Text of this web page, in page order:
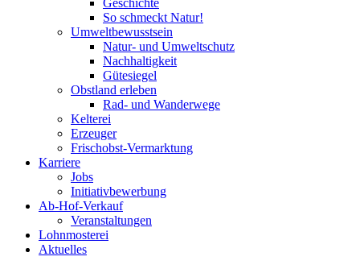
Geschichte
So schmeckt Natur!
Umweltbewusstsein
Natur- und Umweltschutz
Nachhaltigkeit
Gütesiegel
Obstland erleben
Rad- und Wanderwege
Kelterei
Erzeuger
Frischobst-Vermarktung
Karriere
Jobs
Initiativbewerbung
Ab-Hof-Verkauf
Veranstaltungen
Lohnmosterei
Aktuelles